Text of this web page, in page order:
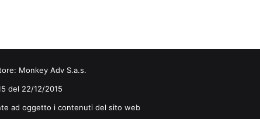
Monkey Adv S.a.s.
del 22/12/2015
ad oggetto i contenuti del sito web